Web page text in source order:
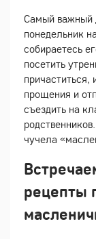
Самый важный
понедельник
собираетесь
посетить
причаститься,
прощения и
съездить на
чучела
рецепты